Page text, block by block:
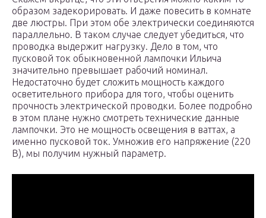
образом задекорировать. И даже повесить в комнате
две люстры. При этом обе электрически соединяются
параллельно. В таком случае следует убедиться, что
проводка выдержит нагрузку. Дело в том, что
пусковой ток обыкновенной лампочки Ильича
значительно превышает рабочий номинал.
Недостаточно будет сложить мощность каждого
осветительного прибора для того, чтобы оценить
прочность электрической проводки. Более подробно
в этом плане нужно смотреть технические данные
лампочки. Это не мощность освещения в ваттах, а
именно пусковой ток. Умножив его напряжение (220
В), мы получим нужный параметр.